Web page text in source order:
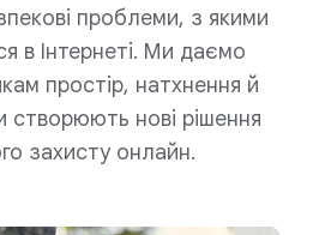
проблеми, з якими
в Інтернеті. Ми даємо
простір, натхнення й
створюють нові рішення
захисту онлайн.